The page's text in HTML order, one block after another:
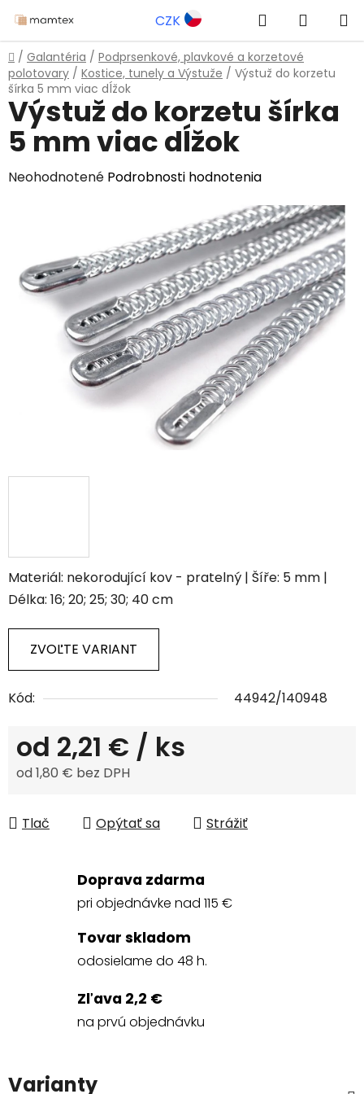
na
obsah
CZK Hľadať
KOŠÍK
Domov
/ Galantéria / Podprsenkové, plavkové a korzetové
polotovary / Kostice, tunely a Výstuže / Výstuž do korzetu
šírka 5 mm viac dĺžok
Materiál: nekorodující kov - pratelný | Šíře: 5 mm |
Délka: 16; 20; 25; 30; 40 cm
ZVOĽTE VARIANT
Kód: 44942/140948
od 2,21 € / ks
od1,80 € bez DPH
Tlač
Opýtať sa Strážiť
Výstuž do korzetu šírka
5 mm viac dĺžok
Priemerné
hviezdičiek.
Neohodnotené Podrobnosti hodnotenia
Doprava zdarma
pri objednávke nad 115 €
Tovar skladom
odosielame do 48 h.
Zľava 2,2 €
na prvú objednávku
Varianty